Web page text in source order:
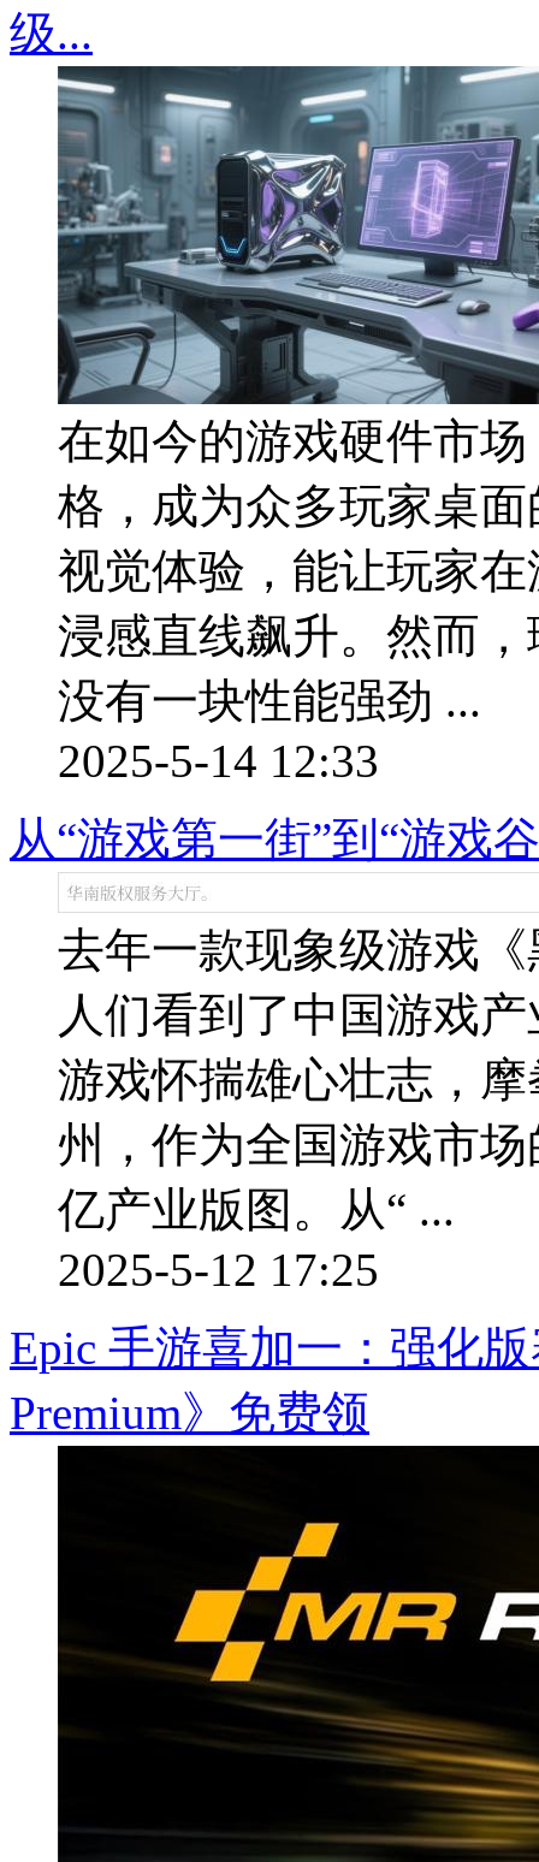
级...
在如今的游戏硬件市
格，成为众多玩家桌
视觉体验，能让玩家
浸感直线飙升。然而
没有一块性能强劲 ...
2025-5-14 12:33
从“游戏第一街”到“游戏
去年一款现象级游戏
人们看到了中国游戏
游戏怀揣雄心壮志，
州，作为全国游戏市
亿产业版图。从“ ...
2025-5-12 17:25
Epic 手游喜加一：强化
Premium》免费领